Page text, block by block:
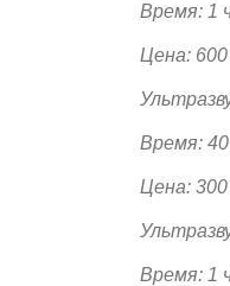
Время:
Цена: 600
Время:
Цена: 300
Время: 1